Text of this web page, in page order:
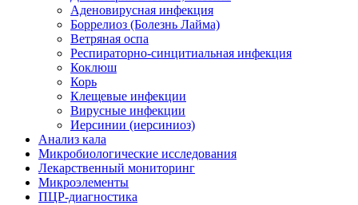
Аденовирусная инфекция
Боррелиоз (Болезнь Лайма)
Ветряная оспа
Респираторно-синцитиальная инфекция
Коклюш
Корь
Клещевые инфекции
Вирусные инфекции
Иерсинии (иерсиниоз)
Анализ кала
Микробиологические исследования
Лекарственный мониторинг
Микроэлементы
ПЦР-диагностика